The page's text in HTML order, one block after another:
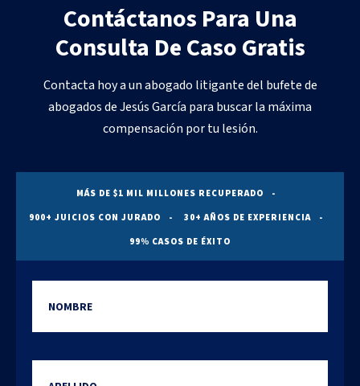
Contáctanos Para Una
Consulta De Caso Gratis
Contacta hoy a un abogado litigante del bufete de
abogados de Jesús García para buscar la máxima
compensación por tu lesión.
MÁS DE $1 MIL MILLONES RECUPERADO
900+ JUICIOS CON JURADO
30+ AÑOS DE EXPERIENCIA
99% CASOS DE ÉXITO